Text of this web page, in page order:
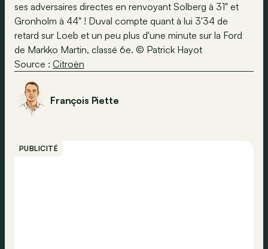
ses adversaires directes en renvoyant Solberg à 31" et
Gronholm à 44" ! Duval compte quant à lui 3'34 de
retard sur Loeb et un peu plus d'une minute sur la Ford
de Markko Martin, classé 6e. © Patrick Hayot
Source : Citroën
François Piette
PUBLICITÉ